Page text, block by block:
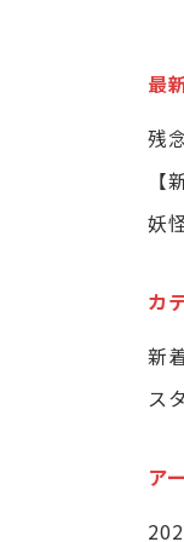
最
残
妖
カ
新
ス
ア